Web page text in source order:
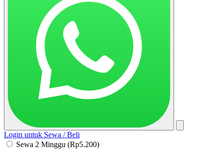
Login untuk Sewa / Beli
Sewa 2 Minggu (Rp5.200)